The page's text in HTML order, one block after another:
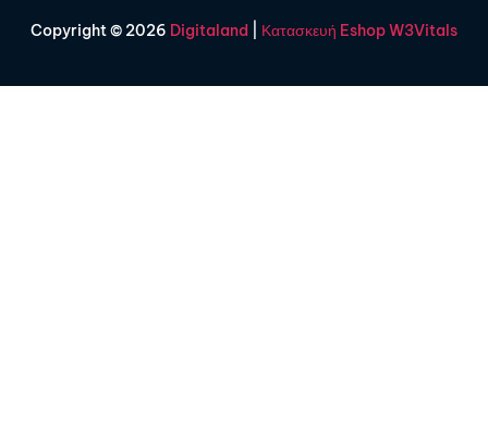
Copyright © 2026 Digitaland Κατασκευή Eshop W3Vitals